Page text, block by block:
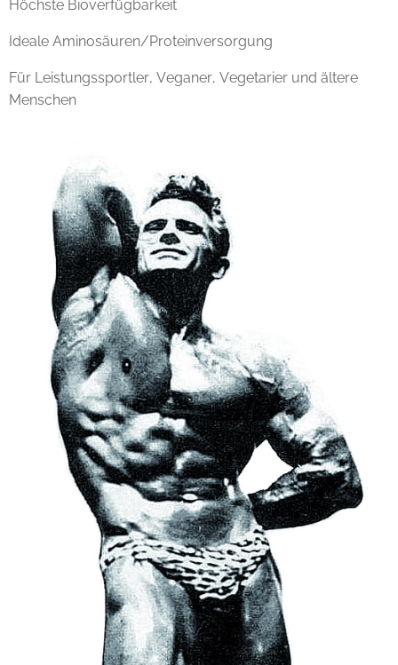
Höchste Bioverfügbarkeit
Ideale Aminosäuren/Proteinversorgung
Für Leistungssportler, Veganer, Vegetarier und ältere
Menschen